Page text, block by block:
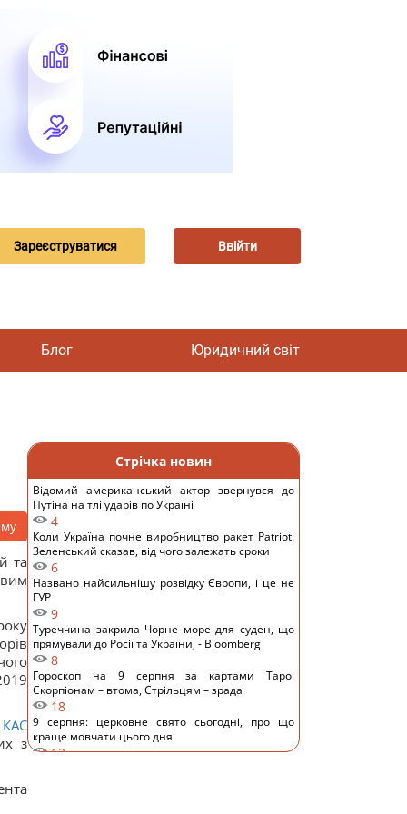
Зареєструватися Ввійти
Блог Юридичний світ
та
КАС
з
Стрічка новин
Відомий американський актор звернувся до
Путіна на тлі ударів по Україні
4
Коли Україна почне виробництво ракет Patriot:
Зеленський сказав, від чого залежать сроки
6
Названо найсильнішу розвідку Європи, і це не
ГУР
9
Туреччина закрила Чорне море для суден, що
прямували до Росії та України, - Bloomberg
8
Гороскоп на 9 серпня за картами Таро:
Скорпіонам – втома, Стрільцям – зрада
18
9 серпня: церковне свято сьогодні, про що
краще мовчати цього дня
12